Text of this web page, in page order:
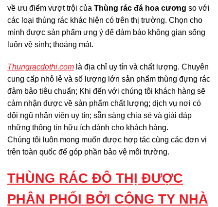
về ưu điểm vượt trội của Thùng rác đá hoa cương so với
các loại thùng rác khác hiện có trên thị trường. Chọn cho
mình được sản phẩm ưng ý để đảm bảo không gian sống
luôn vệ sinh; thoáng mát.
Thungracdothi.com là địa chỉ uy tín và chất lượng. Chuyên
cung cấp nhỏ lẻ và số lượng lớn sản phẩm thùng đựng rác
đảm bảo tiêu chuẩn; Khi đến với chúng tôi khách hàng sẽ
cảm nhận được về sản phẩm chất lượng; dịch vụ nơi có
đội ngũ nhân viên uy tín; sẵn sàng chia sẻ và giải đáp
những thông tin hữu ích dành cho khách hàng.
Chúng tôi luôn mong muốn được hợp tác cùng các đơn vị
trên toàn quốc để góp phần bảo vệ môi trường.
THÙNG RÁC ĐÔ THỊ ĐƯỢC
PHÂN PHỐI BỞI CÔNG TY NHÀ